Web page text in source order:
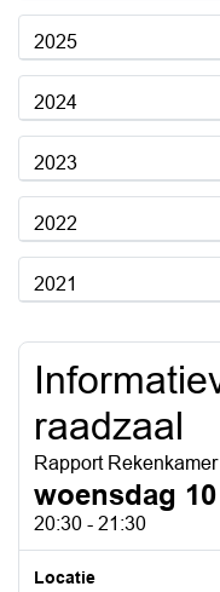
2025
2024
2023
2022
2021
raadzaal
Rapport
woensdag
20:30 - 21:30
Locatie